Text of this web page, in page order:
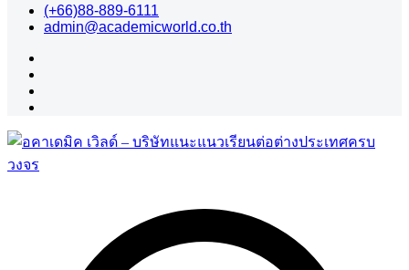
(+66)88-889-6111
admin@academicworld.co.th